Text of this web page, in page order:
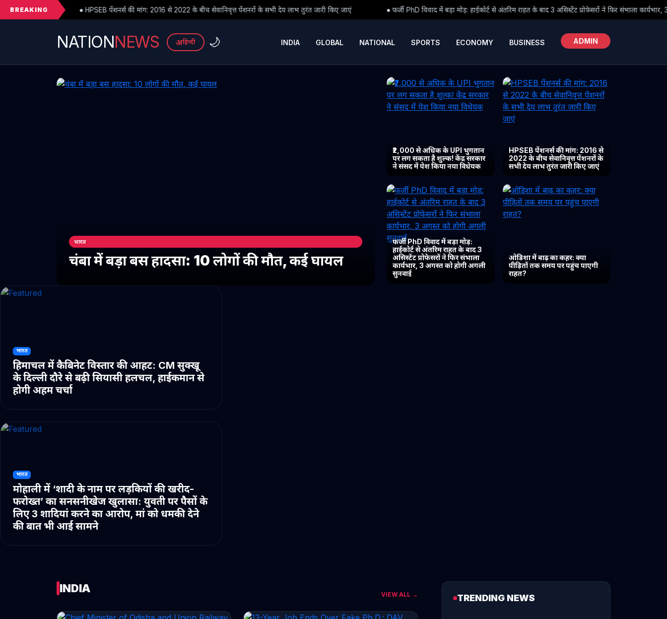
BREAKING
● HPSEB पेंशनर्स की मांग: 2016 से 2022 के बीच सेवानिवृत्त पेंशनरों के सभी देय लाभ तुरंत जारी किए जाएं ● फर्जी PhD विवाद में बड़ा मोड़: हाईकोर्ट से अंतरिम राहत के बाद 3 असिस्टेंट प्रोफेसरों ने फिर संभाला कार्यभार, 3 अगस्त को होगी अगली सुनवाई
NATIONNEWS अहिन्दी 🌙 INDIA GLOBAL NATIONAL SPORTS ECONOMY BUSINESS ADMIN
भारत
चंबा में बड़ा बस हादसा: 10 लोगों की मौत, कई घायल
₹2,000 से अधिक के UPI भुगतान
पर लग सकता है शुल्क! केंद्र सरकार
ने संसद में पेश किया नया विधेयक
HPSEB पेंशनर्स की मांग: 2016 से
2022 के बीच सेवानिवृत्त पेंशनरों के
सभी देय लाभ तुरंत जारी किए जाएं
फर्जी PhD विवाद में बड़ा मोड़:
हाईकोर्ट से अंतरिम राहत के बाद 3
असिस्टेंट प्रोफेसरों ने फिर संभाला
कार्यभार, 3 अगस्त को होगी अगली
सुनवाई
ओडिशा में बाढ़ का कहर: क्या
पीड़ितों तक समय पर पहुंच पाएगी
राहत?
भारत
हिमाचल में कैबिनेट विस्तार की आहट: CM सुक्खू
के दिल्ली दौरे से बढ़ी सियासी हलचल, हाईकमान से
होगी अहम चर्चा
भारत
मोहाली में ‘शादी के नाम पर लड़कियों की खरीद-
फरोख्त’ का सनसनीखेज खुलासा: युवती पर पैसों के
लिए 3 शादियां करने का आरोप, मां को धमकी देने
की बात भी आई सामने
INDIA VIEW ALL → TRENDING NEWS